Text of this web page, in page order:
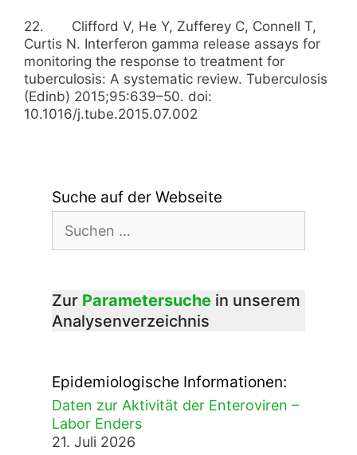
22. Clifford V, He Y, Zufferey C, Connell T,
Curtis N. Interferon gamma release assays for
monitoring the response to treatment for
tuberculosis: A systematic review. Tuberculosis
(Edinb) 2015;95:639–50. doi:
10.1016/j.tube.2015.07.002
Suche auf der Webseite
nach:
Zur Parametersuche in unserem
Analysenverzeichnis
Epidemiologische Informationen:
Daten zur Aktivität der Enteroviren –
Labor Enders
21. Juli 2026